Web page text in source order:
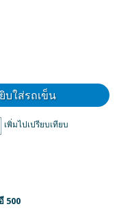
บใส่รถเข็น
เพิ่มไปเปรียบเทียบ
500